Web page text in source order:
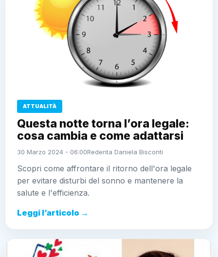
ATTUALITÀ
Questa notte torna l’ora legale:
cosa cambia e come adattarsi
30 Marzo 2024 - 06:00Redenta Daniela Bisconti
Scopri come affrontare il ritorno dell'ora legale
per evitare disturbi del sonno e mantenere la
salute e l'efficienza.
Leggi l’articolo →